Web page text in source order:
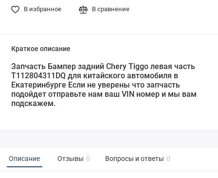
В избранное В сравнение
Краткое описание
Запчасть Бампер задний Chery Tiggo левая часть
T112804311DQ для китайского автомобиля в
Екатеринбурге Если не уверены что запчасть
подойдет отправьте нам ваш VIN номер и мы вам
подскажем.
Описание Отзывы 0 Вопросы и ответы 0